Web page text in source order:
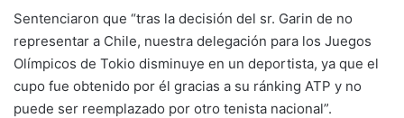
Sentenciaron que “tras la decisión del sr. Garin de no
representar a Chile, nuestra delegación para los Juegos
Olímpicos de Tokio disminuye en un deportista, ya que el
cupo fue obtenido por él gracias a su ránking ATP y no
puede ser reemplazado por otro tenista nacional”.